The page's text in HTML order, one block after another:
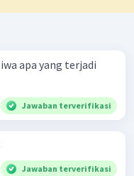
Jawaban terverifikasi
Jawaban terverifikasi